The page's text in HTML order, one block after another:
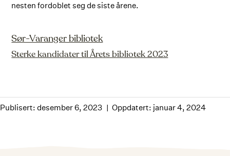
nesten fordoblet seg de siste årene.
Sør-Varanger bibliotek
Sterke kandidater til Årets bibliotek 2023
Publisert: desember 6, 2023 Oppdatert: januar 4, 2024